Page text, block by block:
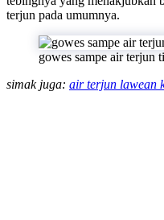
terjun pada umumnya.
gowes sampe air terjun
simak juga: air terjun lawean